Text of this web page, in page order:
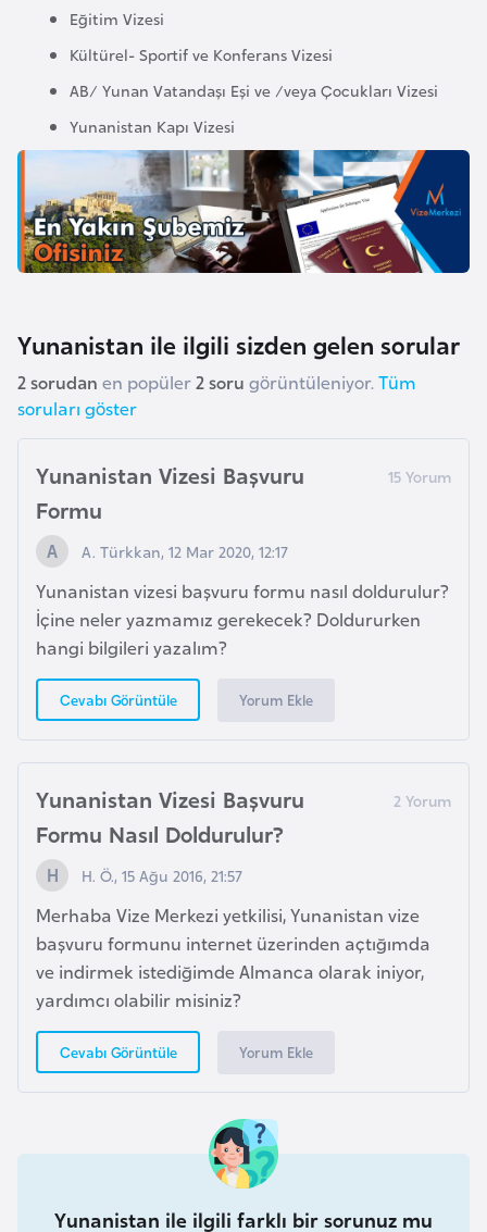
Eğitim Vizesi
Kültürel- Sportif ve Konferans Vizesi
AB/ Yunan Vatandaşı Eşi ve /veya Çocukları Vizesi
Yunanistan Kapı Vizesi
Yunanistan ile ilgili sizden gelen sorular
2 sorudan en popüler2 soru görüntüleniyor. Tüm
soruları göster
Yunanistan Vizesi Başvuru
Formu
A. Türkkan, 12 Mar 2020, 12:17
Yunanistan vizesi başvuru formu nasıl doldurulur?
İçine neler yazmamız gerekecek? Doldururken
hangi bilgileri yazalım?
Cevabı Görüntüle Yorum Ekle
Yunanistan Vizesi Başvuru
Formu Nasıl Doldurulur?
H. Ö., 15 Ağu 2016, 21:57
Merhaba Vize Merkezi yetkilisi, Yunanistan vize
başvuru formunu internet üzerinden açtığımda
ve indirmek istediğimde Almanca olarak iniyor,
yardımcı olabilir misiniz?
Cevabı Görüntüle Yorum Ekle
Yunanistan ile ilgili farklı bir sorunuz mu
e
n
i
B
o
s
n
a
H
e
r
s
e
k
l
g
a
r
i
t
a
n
u